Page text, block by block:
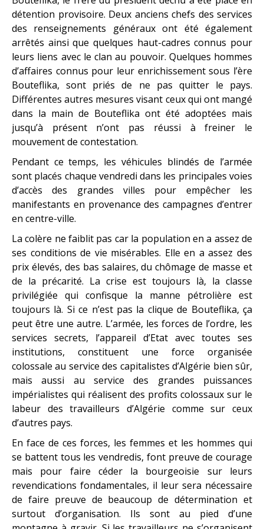
détention provisoire. Deux anciens chefs des services
des renseignements généraux ont été également
arrêtés ainsi que quelques haut-cadres connus pour
leurs liens avec le clan au pouvoir. Quelques hommes
d’affaires connus pour leur enrichissement sous l’ère
Bouteflika, sont priés de ne pas quitter le pays.
Différentes autres mesures visant ceux qui ont mangé
dans la main de Bouteflika ont été adoptées mais
jusqu’à présent n’ont pas réussi à freiner le
mouvement de contestation.
Pendant ce temps, les véhicules blindés de l’armée
sont placés chaque vendredi dans les principales voies
d’accès des grandes villes pour empêcher les
manifestants en provenance des campagnes d’entrer
en centre-ville.
La colère ne faiblit pas car la population en a assez de
ses conditions de vie misérables. Elle en a assez des
prix élevés, des bas salaires, du chômage de masse et
de la précarité. La crise est toujours là, la classe
privilégiée qui confisque la manne pétrolière est
toujours là. Si ce n’est pas la clique de Bouteflika, ça
peut être une autre. L’armée, les forces de l’ordre, les
services secrets, l’appareil d’Etat avec toutes ses
institutions, constituent une force organisée
colossale au service des capitalistes d’Algérie bien sûr,
mais aussi au service des grandes puissances
impérialistes qui réalisent des profits colossaux sur le
labeur des travailleurs d’Algérie comme sur ceux
d’autres pays.
En face de ces forces, les femmes et les hommes qui
se battent tous les vendredis, font preuve de courage
mais pour faire céder la bourgeoisie sur leurs
revendications fondamentales, il leur sera nécessaire
de faire preuve de beaucoup de détermination et
surtout d’organisation. Ils sont au pied d’une